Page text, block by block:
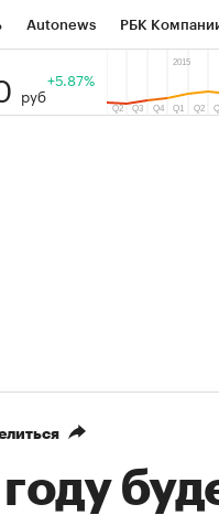
Autonews РБК
Тренды
руб
+5.87%